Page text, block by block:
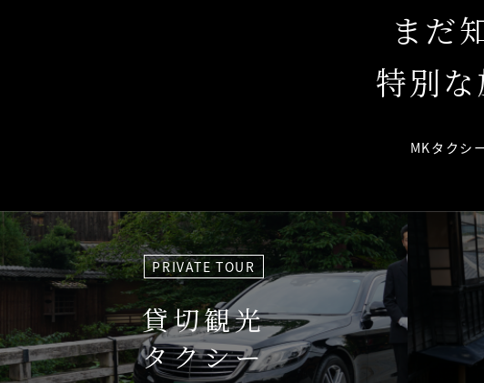
まだ
特別
MKタクシ
PRIVATE TOUR
貸切観光
タクシー